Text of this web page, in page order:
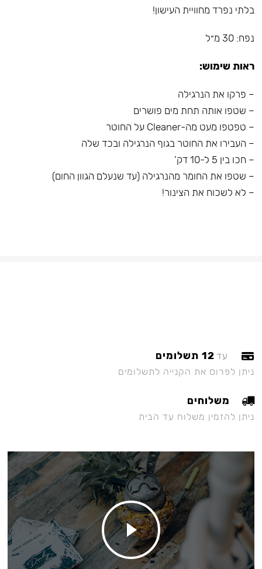
בלתי נפרד מחוויית העישון!
נפח: 30 מ״ל
ראות שימוש:
– פרקו את הנרגילה
– שטפו אותה תחת מים פושרים
– טפטפו מעט מה-Cleaner על החוטר
– העבירו את החוטר בגוף הנרגילה ובכד שלה
– חכו בין 5 ל-10 דק’
– שטפו את החומר מהנרגילה (עד שנעלם הגוון החום)
– לא לשכוח את הצינור!
עד 12 תשלומים
ניתן לפרוס את הקנייה לתשלומים
משלוחים
ניתן להזמין משלוח עד הבית